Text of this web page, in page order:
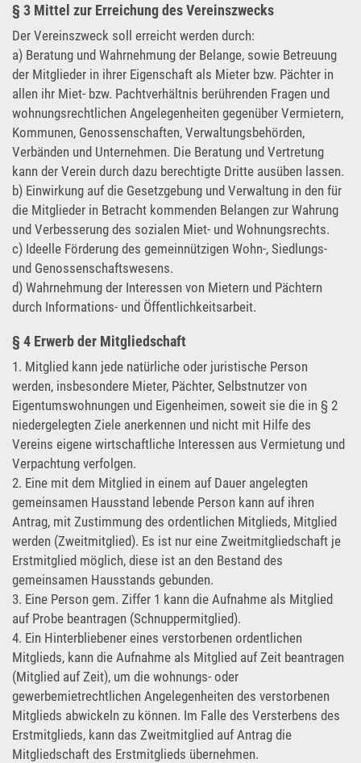
§ 3 Mittel zur Erreichung des Vereinszwecks
Der Vereinszweck soll erreicht werden durch:
a) Beratung und Wahrnehmung der Belange, sowie Betreuung
der Mitglieder in ihrer Eigenschaft als Mieter bzw. Pächter in
allen ihr Miet- bzw. Pachtverhältnis berührenden Fragen und
wohnungsrechtlichen Angelegenheiten gegenüber Vermietern,
Kommunen, Genossenschaften, Verwaltungsbehörden,
Verbänden und Unternehmen. Die Beratung und Vertretung
kann der Verein durch dazu berechtigte Dritte ausüben lassen.
b) Einwirkung auf die Gesetzgebung und Verwaltung in den für
die Mitglieder in Betracht kommenden Belangen zur Wahrung
und Verbesserung des sozialen Miet- und Wohnungsrechts.
c) Ideelle Förderung des gemeinnützigen Wohn-, Siedlungs-
und Genossenschaftswesens.
d) Wahrnehmung der Interessen von Mietern und Pächtern
durch Informations- und Öffentlichkeitsarbeit.
§ 4 Erwerb der Mitgliedschaft
1. Mitglied kann jede natürliche oder juristische Person
werden, insbesondere Mieter, Pächter, Selbstnutzer von
Eigentumswohnungen und Eigenheimen, soweit sie die in § 2
niedergelegten Ziele anerkennen und nicht mit Hilfe des
Vereins eigene wirtschaftliche Interessen aus Vermietung und
Verpachtung verfolgen.
2. Eine mit dem Mitglied in einem auf Dauer angelegten
gemeinsamen Hausstand lebende Person kann auf ihren
Antrag, mit Zustimmung des ordentlichen Mitglieds, Mitglied
werden (Zweitmitglied). Es ist nur eine Zweitmitgliedschaft je
Erstmitglied möglich, diese ist an den Bestand des
gemeinsamen Hausstands gebunden.
3. Eine Person gem. Ziffer 1 kann die Aufnahme als Mitglied
auf Probe beantragen (Schnuppermitglied).
4. Ein Hinterbliebener eines verstorbenen ordentlichen
Mitglieds, kann die Aufnahme als Mitglied auf Zeit beantragen
(Mitglied auf Zeit), um die wohnungs- oder
gewerbemietrechtlichen Angelegenheiten des verstorbenen
Mitglieds abwickeln zu können. Im Falle des Versterbens des
Erstmitglieds, kann das Zweitmitglied auf Antrag die
Mitgliedschaft des Erstmitglieds übernehmen.